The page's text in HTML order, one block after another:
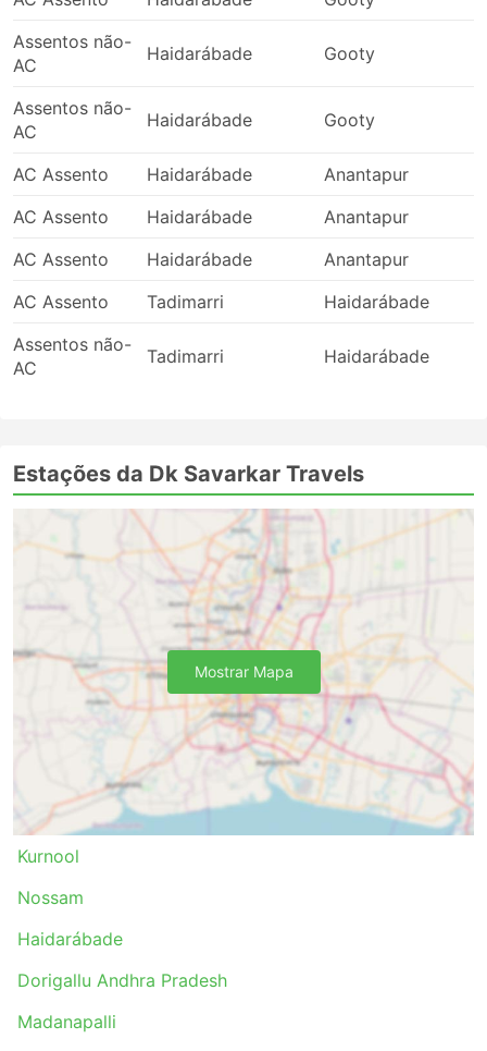
feriados nacionais. Lembre-se disso e não planeje
Viajar em determinadas rotas ou durante os
períodos mais procurados pode exigir reserva
possível chegar à rodoviária e pegar o próximo
esgotadas, portanto, organize sua viagem
Assentos não-
AC
Haidarábade Gooty
Assentos não-
AC
Haidarábade Gooty
AC Assento Haidarábade
Anantapur
AC Assento
Haidarábade
Anantapur
AC Assento
Haidarábade
Anantapur
AC Assento
Tadimarri
Haidarábade
Assentos não-
AC
Tadimarri Haidarábade
Estações da Dk Savarkar Travels
Kurnool
Nossam
Haidarábade
Dorigallu Andhra Pradesh
Madanapalli
Mostrar Mapa